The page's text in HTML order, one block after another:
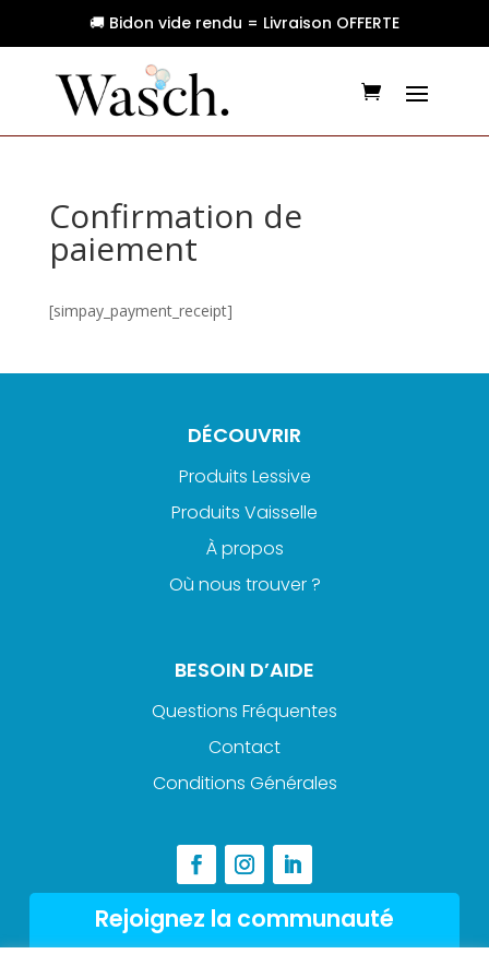
🚚 Bidon vide rendu = Livraison OFFERTE
Confirmation de
paiement
[simpay_payment_receipt]
DÉCOUVRIR
Produits Lessive
Produits Vaisselle
À propos
Où nous trouver ?
BESOIN D’AIDE
Questions Fréquentes
Contact
Conditions Générales
Rejoignez la communauté
Abonnez-vous à la newsletter et ne loupez pas les